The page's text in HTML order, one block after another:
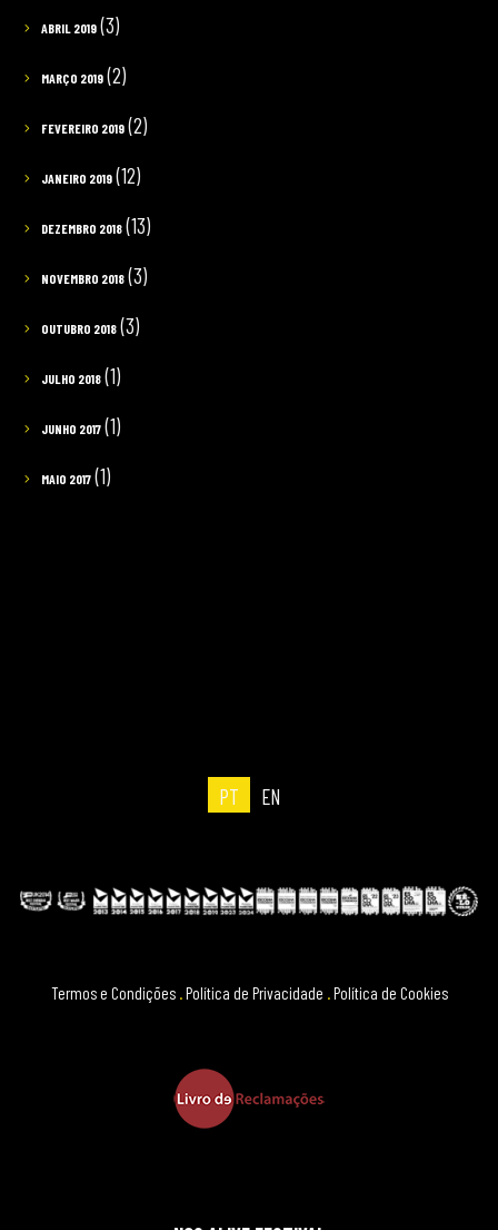
ABRIL 2019(3)
MARÇO 2019(2)
FEVEREIRO 2019(2)
JANEIRO 2019(12)
DEZEMBRO 2018(13)
NOVEMBRO 2018(3)
OUTUBRO 2018(3)
JULHO 2018(1)
JUNHO 2017(1)
MAIO 2017(1)
PT EN
Termos e Condições .Política de Privacidade .Política de Cookies